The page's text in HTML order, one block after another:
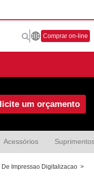
Comprar on-line
um orçamento
Acessórios
Impressao Digitalizacao >